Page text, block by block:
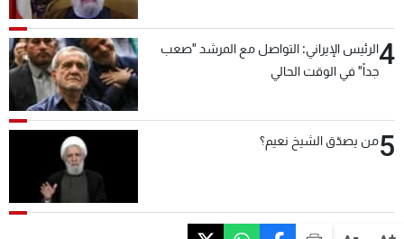
4الرئيس الإيراني: التواصل مع المرشد "صعب
جداً" في الوقت الحالي
5من يصدّق الشيخ نعيم؟